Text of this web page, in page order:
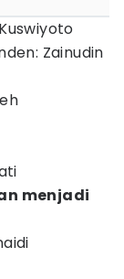
Zainudin
menjadi